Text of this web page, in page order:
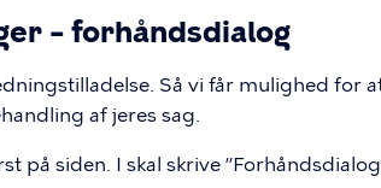
– forhåndsdialog
Så vi får mulighed for
af jeres sag.
på siden. I skal skrive